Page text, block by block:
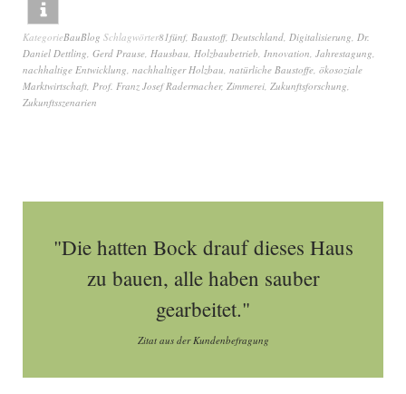
KategorieBauBlog Schlagwörter81fünf, Baustoff, Deutschland, Digitalisierung, Dr.
Daniel Dettling, Gerd Prause, Hausbau, Holzbaubetrieb, Innovation, Jahrestagung,
nachhaltige Entwicklung, nachhaltiger Holzbau, natürliche Baustoffe, ökosoziale
Marktwirtschaft, Prof. Franz Josef Radermacher, Zimmerei, Zukunftsforschung,
Zukunftsszenarien
"Die hatten Bock drauf dieses Haus
zu bauen, alle haben sauber
gearbeitet."
Zitat aus der Kundenbefragung